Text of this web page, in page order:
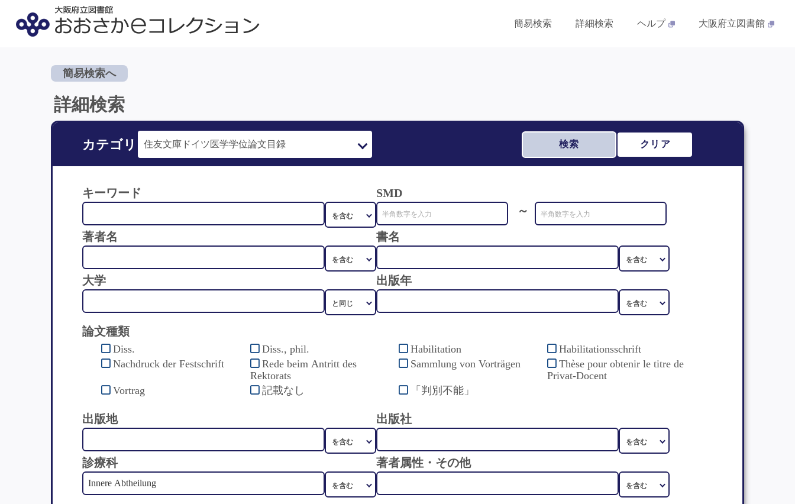
簡易検索 詳細検索 ヘルプ 大阪府立図書館
簡易検索へ
詳細検索
カテゴリ 検索 クリア
キーワード
SMD
～
著者名
書名
大学 出版年
論文種類
Diss. Diss., phil. Habilitation
Habilitationsschrift
Nachdruck der Festschrift
Rede beim Antritt des
Rektorats
Sammlung von Vorträgen
Thèse pour obtenir le titre de
Privat-Docent
Vortrag
記載なし 「判別不能」
出版地 出版社
診療科 著者属性・その他